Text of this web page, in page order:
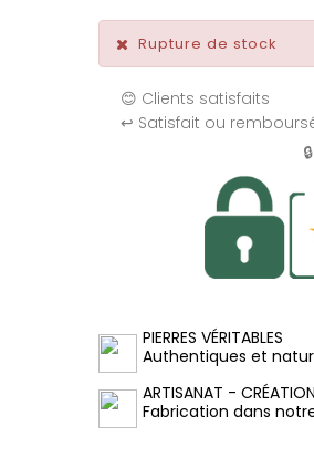
Rupture de stock
😊 Clients satisfaits
↩️ Satisfait ou
PIERRES VÉRITABLES
Authentiques et
ARTISANAT -
Fabrication dans